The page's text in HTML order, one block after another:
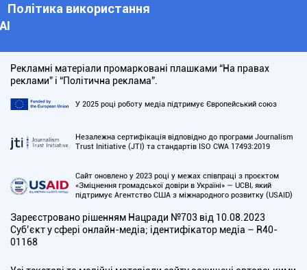
Політика використання
АІ
Рекламні матеріали промарковані плашками “На правах
реклами” і “Політична реклама”.
У 2025 році роботу медіа підтримує Європейський союз
Незалежна сертифікація відповідно до програми Journalism
Trust Initiative (JTI) та стандартів ISO CWA 17493:2019
Сайт оновлено у 2023 році у межах співпраці з проєктом
«Зміцнення громадської довіри в Україні» — UCBI, який
підтримує Агентство США з міжнародного розвитку (USAID)
Зареєстровано рішенням Нацради №703 від 10.08.2023
Cуб’єкт у сфері онлайн-медіа; ідентифікатор медіа – R40-
01168